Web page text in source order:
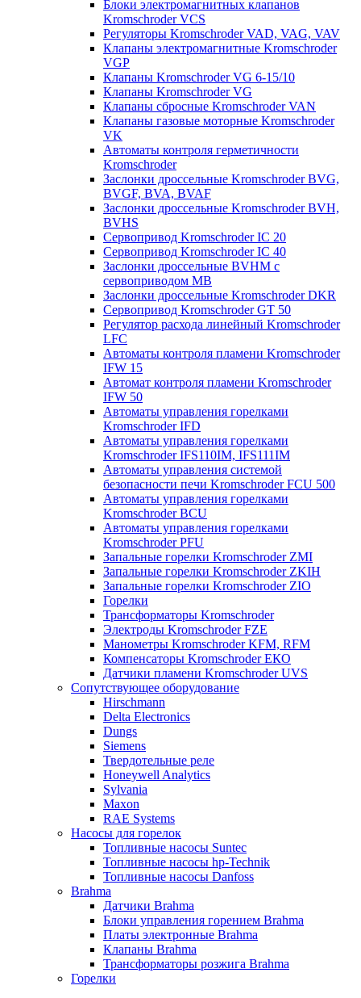
Блоки электромагнитных клапанов
Kromschroder VCS
Регуляторы Kromschroder VAD, VAG, VAV
Клапаны электромагнитные Kromschroder
VGP
Клапаны Kromschroder VG 6-15/10
Клапаны Kromschroder VG
Клапаны сбросные Kromschroder VAN
Клапаны газовые моторные Kromschroder
VK
Автоматы контроля герметичности
Kromschroder
Заслонки дроссельные Kromschroder BVG,
BVGF, BVA, BVAF
Заслонки дроссельные Kromschroder BVH,
BVHS
Сервопривод Kromschroder IC 20
Сервопривод Kromschroder IC 40
Заслонки дроссельные BVHM с
сервоприводом МВ
Заслонки дроссельные Kromschroder DKR
Cервопривод Kromschroder GT 50
Регулятор расхода линейный Kromschroder
LFC
Автоматы контроля пламени Kromschroder
IFW 15
Автомат контроля пламени Kromschroder
IFW 50
Автоматы управления горелками
Kromschroder IFD
Автоматы управления горелками
Kromschroder IFS110IM, IFS111IM
Автоматы управления системой
безопасности печи Kromschroder FCU 500
Автоматы управления горелками
Kromschroder BCU
Автоматы управления горелками
Kromschroder PFU
Запальные горелки Kromschroder ZМI
Запальные горелки Kromschroder ZKIH
Запальные горелки Kromschroder ZIO
Горелки
Трансформаторы Kromschroder
Электроды Kromschroder FZE
Манометры Kromschroder KFM, RFM
Компенсаторы Kromschroder ЕКО
Датчики пламени Kromschroder UVS
Сопутствующее оборудование
Hirschmann
Delta Electronics
Dungs
Siemens
Твердотельные реле
Honeywell Analytics
Sylvania
Maxon
RAE Systems
Насосы для горелок
Топливные насосы Suntec
Топливные насосы hp-Technik
Топливные насосы Danfoss
Brahma
Датчики Brahma
Блоки управления горением Brahma
Платы электронные Brahma
Клапаны Brahma
Трансформаторы розжига Brahma
Горелки